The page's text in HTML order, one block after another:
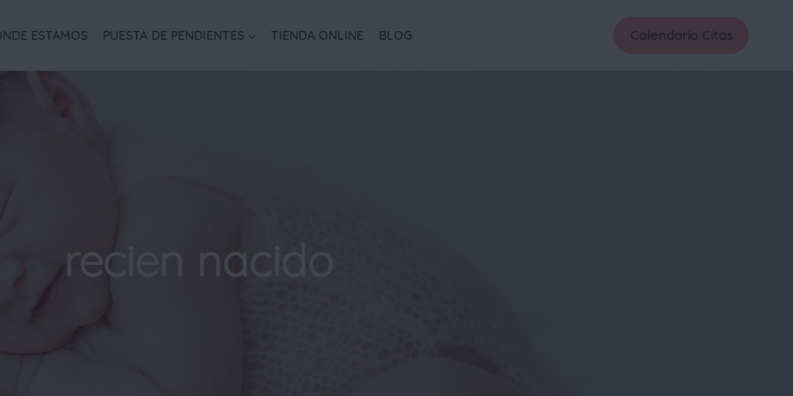
ESTAMOS PUESTA DE PENDIENTES TIENDA ONLINE BLOG Calendario Citas
recien nacido